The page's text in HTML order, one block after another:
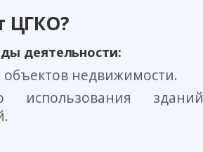
ЦГКО?
деятельности:
недвижимости.
использования зданий